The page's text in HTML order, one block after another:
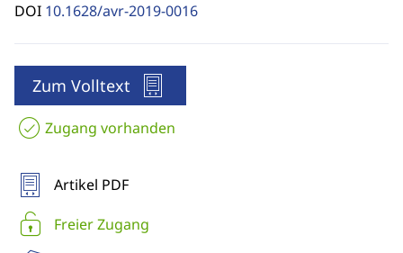
DOI 10.1628/avr-2019-0016
Zum Volltext
Zugang vorhanden
Artikel PDF
Freier Zugang